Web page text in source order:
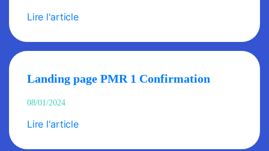
Lire l'article
Landing page PMR 1 Confirmation
08/01/2024
Lire l'article